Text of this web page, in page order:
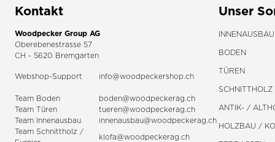
Kontakt
Woodpecker Group AG
Oberebenestrasse 57
CH - 5620 Bremgarten
Webshop-Support info@woodpeckershop.ch
Team Boden
boden@woodpeckerag.ch
Team Türen
tueren@woodpeckerag.ch
Team Innenausbau
innenausbau@woodpeckerag.ch
Team Schnittholz /
klofa@woodpeckerag.ch
Unser
INNENAUSBAU
BODEN
TÜREN
ANTIK- /
HOLZBAU /